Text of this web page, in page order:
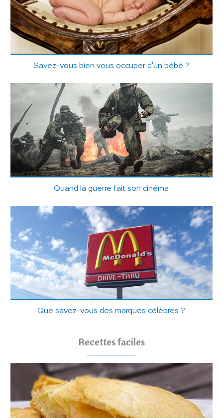
Savez-vous bien vous occuper d'un bébé ?
Quand la guerre fait son cinéma
Que savez-vous des marques célèbres ?
Recettes faciles